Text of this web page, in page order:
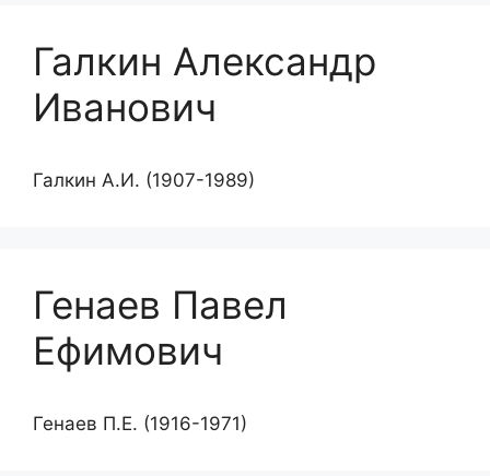
Галкин Александр
Иванович
Галкин А.И. (1907-1989)
Генаев Павел
Ефимович
Генаев П.Е. (1916-1971)